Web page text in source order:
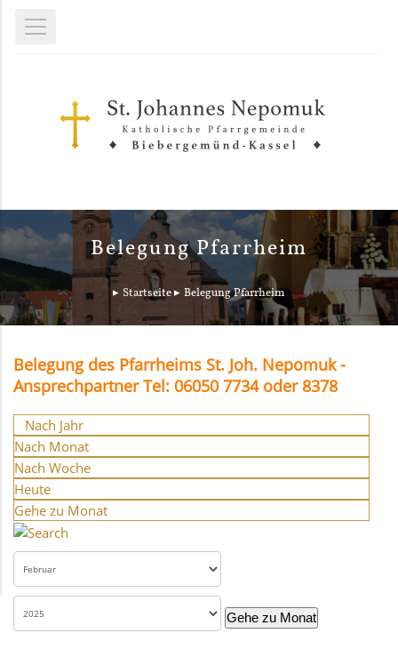
Belegung Pfarrheim
Startseite Belegung Pfarrheim
Belegung des Pfarrheims St. Joh. Nepomuk -
Ansprechpartner Tel: 06050 7734 oder 8378
Nach Jahr
Nach Monat
Nach Woche
Heute
Gehe zu Monat
Gehe zu Monat